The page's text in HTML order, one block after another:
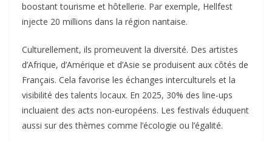
boostant tourisme et hôtellerie. Par exemple, Hellfest
injecte 20 millions dans la région nantaise.​
Culturellement, ils promeuvent la diversité. Des artistes
d’Afrique, d’Amérique et d’Asie se produisent aux côtés de
Français. Cela favorise les échanges interculturels et la
visibilité des talents locaux. En 2025, 30% des line-ups
incluaient des acts non-européens. Les festivals éduquent
aussi sur des thèmes comme l’écologie ou l’égalité.​